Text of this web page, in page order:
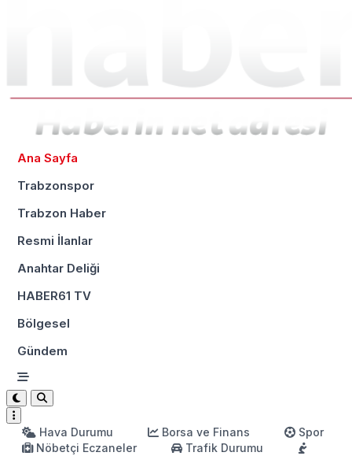
Ana Sayfa
Trabzonspor
Trabzon Haber
Resmi İlanlar
Anahtar Deliği
HABER61 TV
Bölgesel
Gündem
Hava Durumu Borsa ve Finans
Spor
Nöbetçi Eczaneler
Trafik Durumu